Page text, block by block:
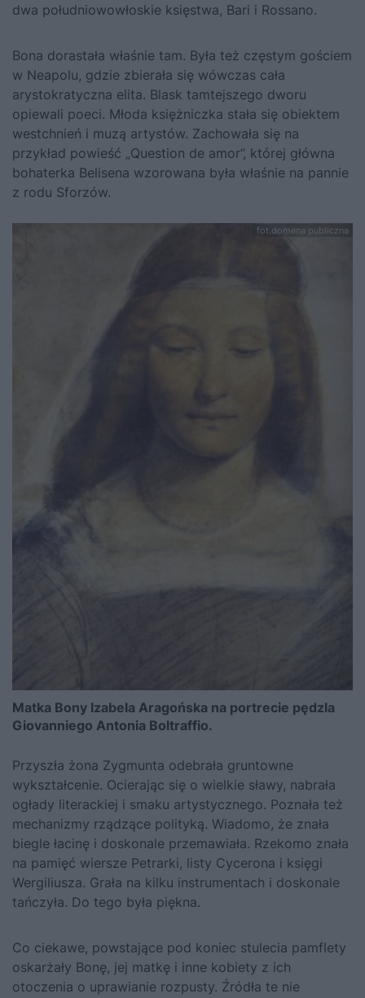
dwa południowowłoskie księstwa, Bari i Rossano.
Bona dorastała właśnie tam. Była też częstym gościem
w Neapolu, gdzie zbierała się wówczas cała
arystokratyczna elita. Blask tamtejszego dworu
opiewali poeci. Młoda księżniczka stała się obiektem
westchnień i muzą artystów. Zachowała się na
przykład powieść „Question de amor”, której główna
bohaterka Belisena wzorowana była właśnie na pannie
z rodu Sforzów.
fot.domena publiczna
Matka Bony Izabela Aragońska na portrecie pędzla
Giovanniego Antonia Boltraffio.
Przyszła żona Zygmunta odebrała gruntowne
wykształcenie. Ocierając się o wielkie sławy, nabrała
ogłady literackiej i smaku artystycznego. Poznała też
mechanizmy rządzące polityką. Wiadomo, że znała
biegle łacinę i doskonale przemawiała. Rzekomo znała
na pamięć wiersze Petrarki, listy Cycerona i księgi
Wergiliusza. Grała na kilku instrumentach i doskonale
tańczyła. Do tego była piękna.
Co ciekawe, powstające pod koniec stulecia pamflety
oskarżały Bonę, jej matkę i inne kobiety z ich
otoczenia o uprawianie rozpusty. Źródła te nie